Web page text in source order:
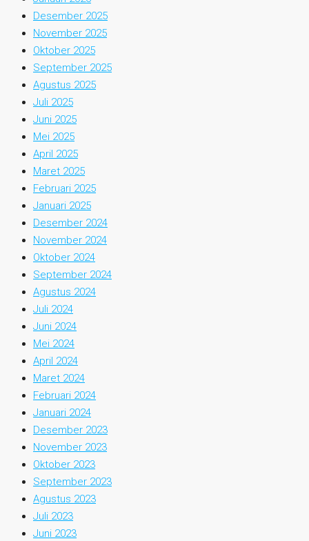
Desember 2025
November 2025
Oktober 2025
September 2025
Agustus 2025
Juli 2025
Juni 2025
Mei 2025
April 2025
Maret 2025
Februari 2025
Januari 2025
Desember 2024
November 2024
Oktober 2024
September 2024
Agustus 2024
Juli 2024
Juni 2024
Mei 2024
April 2024
Maret 2024
Februari 2024
Januari 2024
Desember 2023
November 2023
Oktober 2023
September 2023
Agustus 2023
Juli 2023
Juni 2023